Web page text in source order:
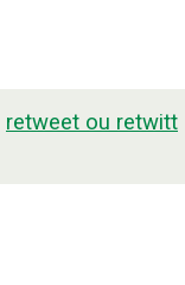
retweet ou retwitt